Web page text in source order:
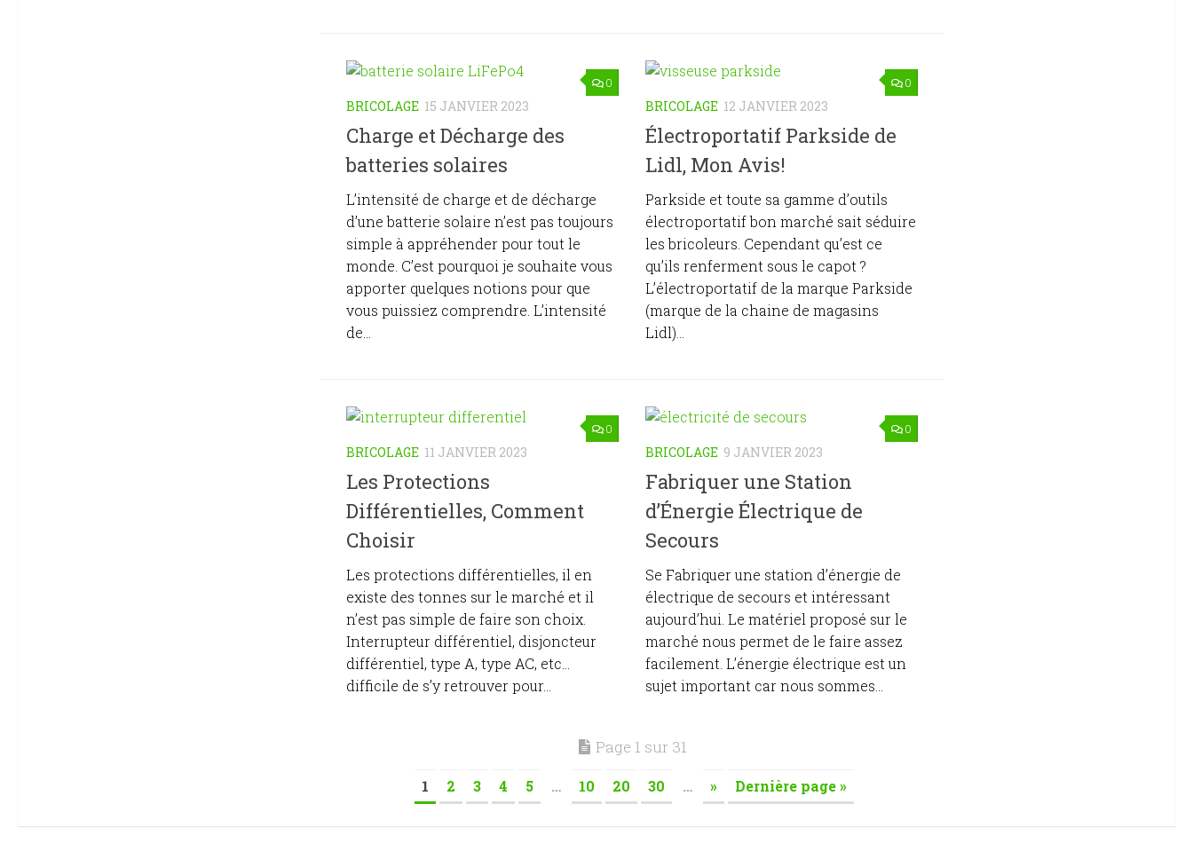
0
BRICOLAGE 15 JANVIER 2023
Charge et Décharge des
batteries solaires
L’intensité de charge et de décharge
d’une batterie solaire n’est pas toujours
simple à appréhender pour tout le
monde. C’est pourquoi je souhaite vous
apporter quelques notions pour que
vous puissiez comprendre. L’intensité
de...
0
BRICOLAGE 12 JANVIER 2023
Électroportatif Parkside de
Lidl, Mon Avis!
Parkside et toute sa gamme d’outils
électroportatif bon marché sait séduire
les bricoleurs. Cependant qu’est ce
qu’ils renferment sous le capot ?
L’électroportatif de la marque Parkside
(marque de la chaine de magasins
Lidl)...
0
BRICOLAGE 11 JANVIER 2023
Les Protections
Différentielles, Comment
Choisir
Les protections différentielles, il en
existe des tonnes sur le marché et il
n’est pas simple de faire son choix.
Interrupteur différentiel, disjoncteur
différentiel, type A, type AC, etc…
difficile de s’y retrouver pour...
0
BRICOLAGE 9 JANVIER 2023
Fabriquer une Station
d’Énergie Électrique de
Secours
Se Fabriquer une station d’énergie de
électrique de secours et intéressant
aujourd’hui. Le matériel proposé sur le
marché nous permet de le faire assez
facilement. L’énergie électrique est un
sujet important car nous sommes...
Page 1 sur 31
1 2 3 4 5 … 10 20 30 … » Dernière page »